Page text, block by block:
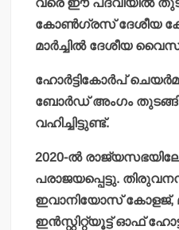
വരെ ഈ പദവിയില്‍
കോണ്‍ഗ്രസ് ദേശീയ
മാര്‍ച്ചില്‍ ദേശീയ
ഹോര്‍ട്ടികോര്‍പ്
ബോര്‍ഡ് അംഗം
വഹിച്ചിട്ടുണ്ട്.
2020-ല്‍
പരാജയപ്പെട്ടു.
ഇവാനിയോസ് കോളജ്,
ഇന്‍സ്റ്റിറ്റ്യൂട്ട് ഓഫ്